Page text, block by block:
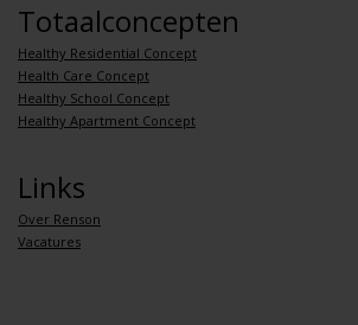
Totaalconcepten
Healthy Residential Concept
Health Care Concept
Healthy School Concept
Healthy Apartment Concept
Links
Over Renson
Vacatures